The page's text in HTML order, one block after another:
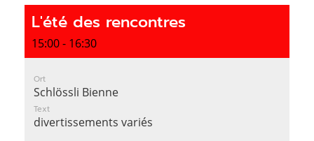
L'été des rencontres
15:00 - 16:30
Ort
Schlössli Bienne
Text
divertissements variés